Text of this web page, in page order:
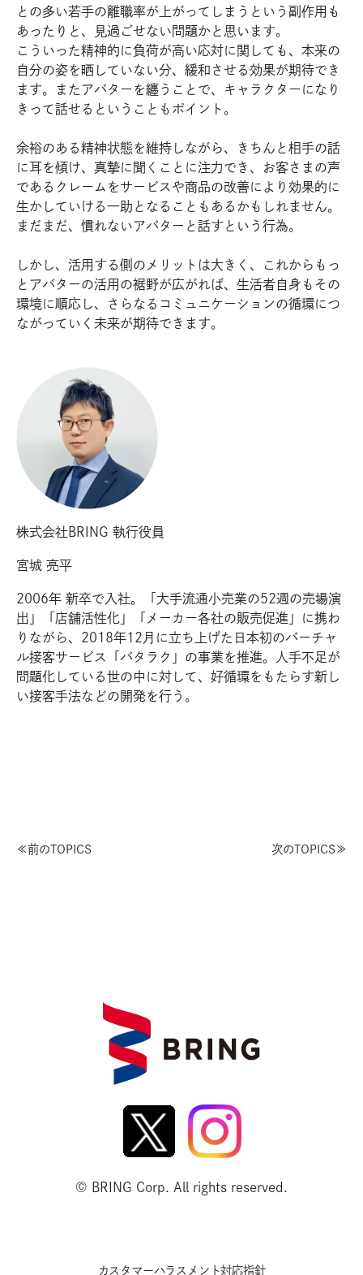
との多い若手の離職率が上がってしまうという副作用も
あったりと、見過ごせない問題かと思います。
こういった精神的に負荷が高い応対に関しても、本来の
自分の姿を晒していない分、緩和させる効果が期待でき
ます。またアバターを纏うことで、キャラクターになり
きって話せるということもポイント。
余裕のある精神状態を維持しながら、きちんと相手の話
に耳を傾け、真摯に聞くことに注力でき、お客さまの声
であるクレームをサービスや商品の改善により効果的に
生かしていける一助となることもあるかもしれません。
まだまだ、慣れないアバターと話すという行為。
しかし、活用する側のメリットは大きく、これからもっ
とアバターの活用の裾野が広がれば、生活者自身もその
環境に順応し、さらなるコミュニケーションの循環につ
ながっていく未来が期待できます。
株式会社BRING 執行役員
宮城 亮平
2006年 新卒で入社。「大手流通小売業の52週の売場演
出」「店舗活性化」「メーカー各社の販売促進」に携わ
りながら、2018年12月に立ち上げた日本初のバーチャ
ル接客サービス「バタラク」の事業を推進。人手不足が
問題化している世の中に対して、好循環をもたらす新し
い接客手法などの開発を行う。
≪前のTOPICS 次のTOPICS≫
© BRING Corp. All rights reserved.
カスタマーハラスメント対応指針